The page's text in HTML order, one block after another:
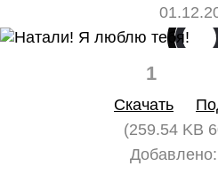
1
Скачать
(259.54 KB
Добавлено: